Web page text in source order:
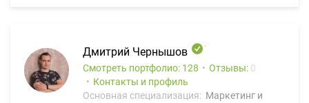
Дмитрий Чернышов
Смотреть портфолио: 128 Отзывы: 0
Контакты и профиль
Основная специализация: Маркетинг и